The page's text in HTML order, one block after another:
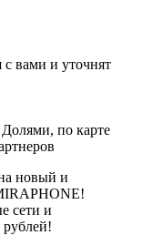
вами и уточнят
по карте
новый и
сети и
рублей!